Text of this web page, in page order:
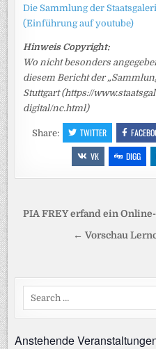
Die Sammlung der
(Einführung auf youtube)
Hinweis Copyright:
Wo nicht besonders
diesem Bericht der
Stuttgart (https://
digital/nc.html)
Share: TWITTER
VK
DIGG
PIA FREY erfand ein
← Vorschau
Anstehende